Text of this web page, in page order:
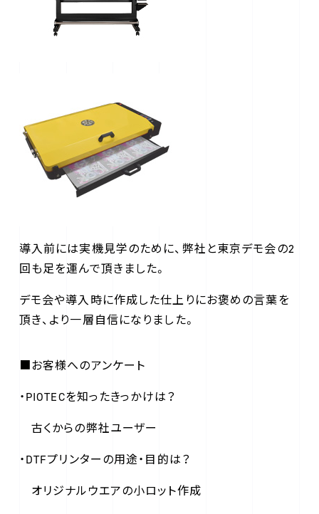
導入前には実機見学のために、弊社と東京デモ会の2
回も足を運んで頂きました。
デモ会や導入時に作成した仕上りにお褒めの言葉を
頂き、より一層自信になりました。
■お客様へのアンケート
・PIOTECを知ったきっかけは？
古くからの弊社ユーザー
・DTFプリンターの用途・目的は？
オリジナルウエアの小ロット作成